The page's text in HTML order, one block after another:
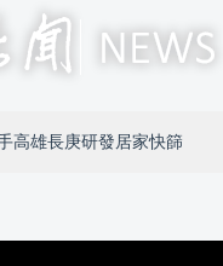
高雄長庚研發居家快篩